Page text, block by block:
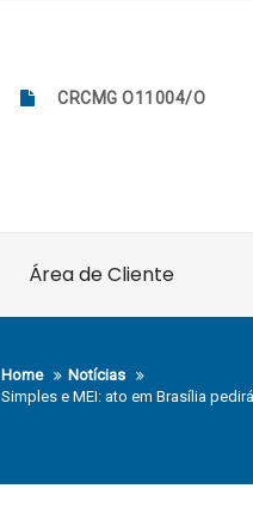
CRCMG O11004/O
Área de Cliente
Home
Notícias
Simples e MEI: ato em Brasília